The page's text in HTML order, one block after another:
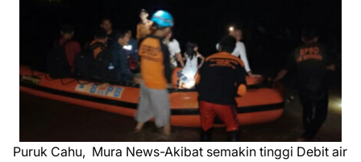
Puruk Cahu, Mura News-Akibat semakin tinggi Debit air